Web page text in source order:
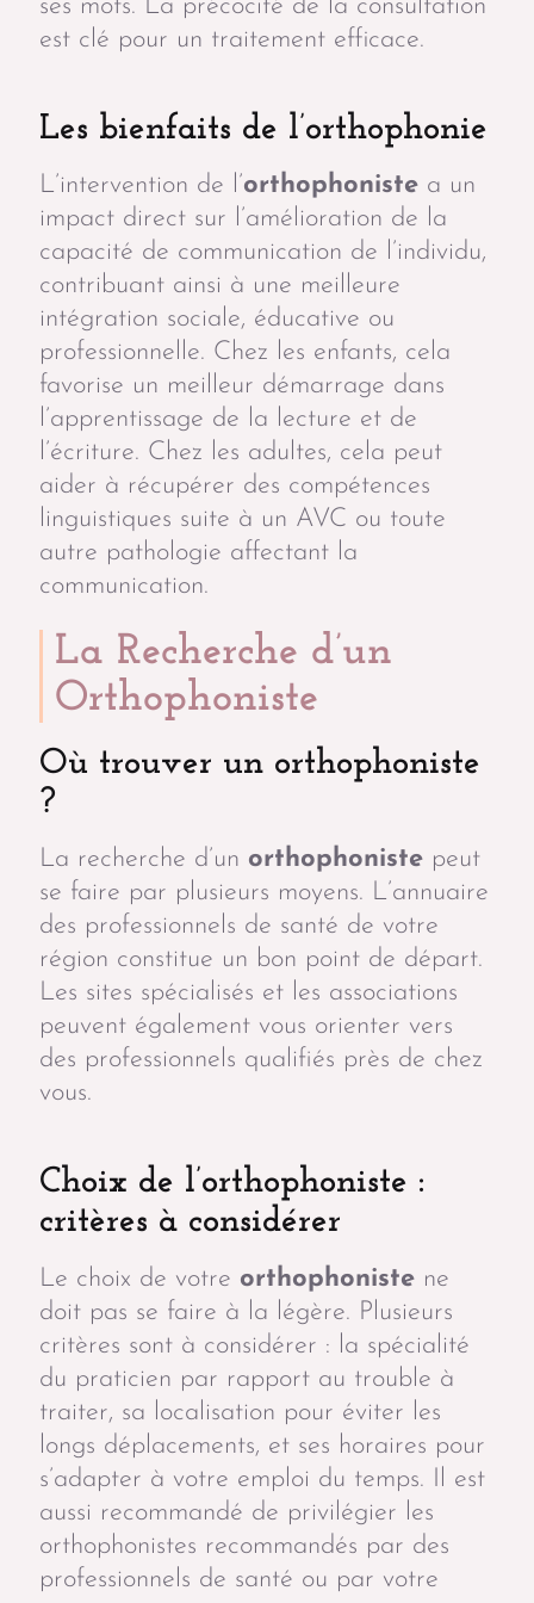
ses mots. La précocité de la consultation
est clé pour un traitement efficace.
Les bienfaits de l’orthophonie
L’intervention de l’orthophoniste a un
impact direct sur l’amélioration de la
capacité de communication de l’individu,
contribuant ainsi à une meilleure
intégration sociale, éducative ou
professionnelle. Chez les enfants, cela
favorise un meilleur démarrage dans
l’apprentissage de la lecture et de
l’écriture. Chez les adultes, cela peut
aider à récupérer des compétences
linguistiques suite à un AVC ou toute
autre pathologie affectant la
communication.
La Recherche d’un
Orthophoniste
Où trouver un orthophoniste
?
La recherche d’un orthophoniste peut
se faire par plusieurs moyens. L’annuaire
des professionnels de santé de votre
région constitue un bon point de départ.
Les sites spécialisés et les associations
peuvent également vous orienter vers
des professionnels qualifiés près de chez
vous.
Choix de l’orthophoniste :
critères à considérer
Le choix de votre orthophoniste ne
doit pas se faire à la légère. Plusieurs
critères sont à considérer : la spécialité
du praticien par rapport au trouble à
traiter, sa localisation pour éviter les
longs déplacements, et ses horaires pour
s’adapter à votre emploi du temps. Il est
aussi recommandé de privilégier les
orthophonistes recommandés par des
professionnels de santé ou par votre